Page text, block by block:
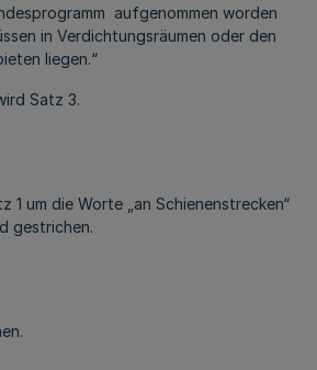
aufgenommen worden
in Verdichtungsräumen oder den
liegen.“
Satz 3.
1 um die Worte „an Schienenstrecken“
gestrichen.